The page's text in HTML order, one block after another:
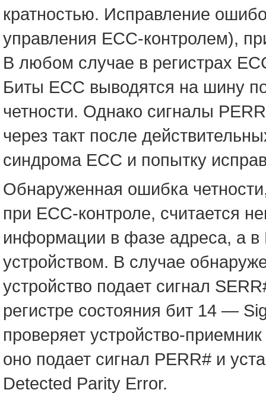
кратностью. Исправление
управления ECC-контролем),
В любом случае в регистрах
Биты ECC выводятся на шину
четности. Однако сигналы
через такт после
синдрома ECC и попытку
Обнаруженная ошибка
при ECC-контроле, считается
информации в фазе адреса, а в
устройством. В случае
устройство подает сигнал
регистре состояния бит 14 —
проверяет устройство-
оно подает сигнал PERR# и
Detected Parity Error.